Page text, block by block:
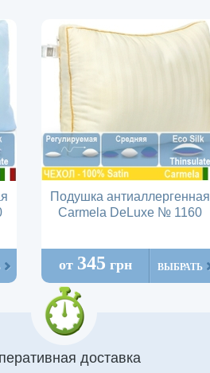
Подушка антиаллергенная
Carmela DeLuxe № 1160
от 345 грн ВЫБРАТЬ
доставка